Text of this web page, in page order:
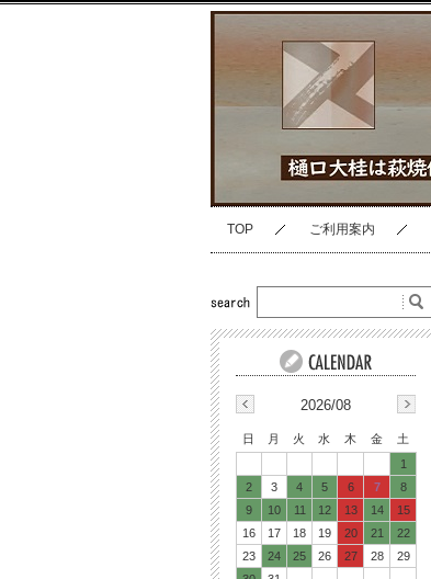
TOP ご利用案内
2026/08
日 月 火 水 木 金
土
1
2
3 4 5 6 7
8
9
10 11 12 13 14
15
16
17 18 19 20 21
22
23
24 25 26 27 28
29